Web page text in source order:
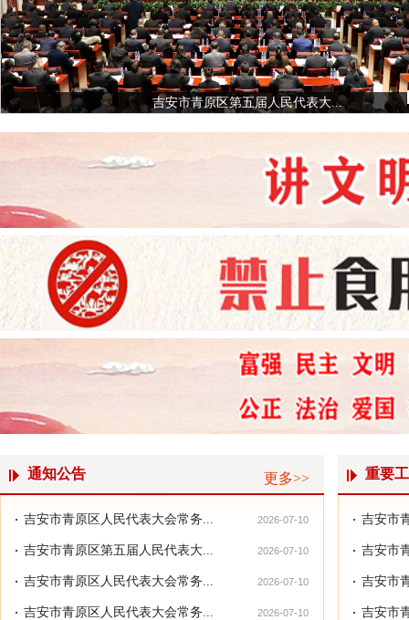
吉安市青原区第五届人民代表大...
吉安市青原区第五届人民代表大...
更多>>
通知公告
2026-07-10
吉安市青原区人民代表大会常务...
2026-07-10
吉安市青原区第五届人民代表大...
2026-07-10
吉安市青原区人民代表大会常务...
2026-07-10
吉安市青原区人民代表大会常务...
重要
吉安市
吉安市
吉安市
吉安市